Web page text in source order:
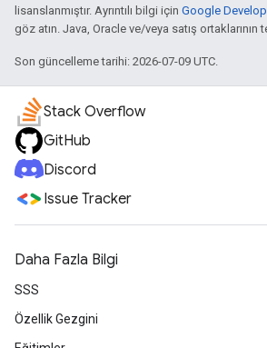
lisanslanmıştır. Ayrıntılı bilgi için Google
göz atın. Java, Oracle ve/veya satış ortaklarının
Son güncelleme tarihi: 2026-07-09 UTC.
Stack Overflow
GitHub
Discord
Issue Tracker
Daha Fazla Bilgi
SSS
Özellik Gezgini